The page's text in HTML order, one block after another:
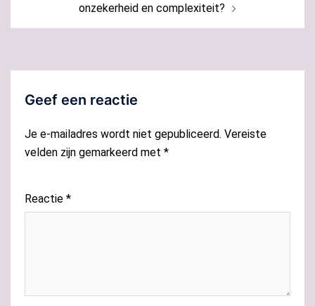
onzekerheid en complexiteit?
Geef een reactie
Je e-mailadres wordt niet gepubliceerd. Vereiste
velden zijn gemarkeerd met *
Reactie *